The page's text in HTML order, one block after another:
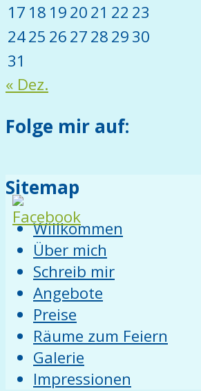
17 18 192021 22 23
2425 2627282930
31
« Dez.
Folge mir auf:
Sitemap
Willkommen
Über mich
Schreib mir
Angebote
Preise
Räume zum Feiern
Galerie
Impressionen